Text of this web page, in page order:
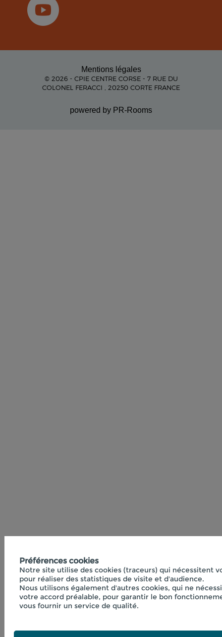
Mentions légales
© 2026 - CPIE CENTRE CORSE - 7 RUE DU
COLONEL FERACCI , 20250 CORTE FRANCE
powered by PR-Rooms
Préférences cookies
Notre site utilise des cookies (traceurs) qui nécessitent
pour réaliser des statistiques de visite et d'audience.
Nous utilisons également d'autres cookies, qui ne
votre accord préalable, pour garantir le bon
vous fournir un service de qualité.